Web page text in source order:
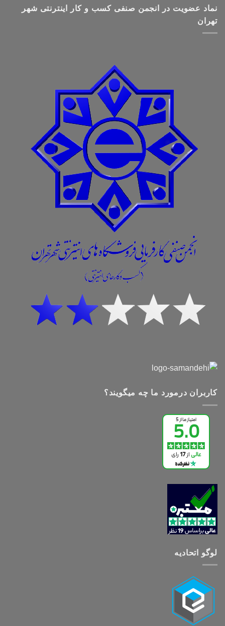
نماد عضویت در انجمن صنفی کسب و کار اینترنتی شهر
تهران
کاربران درمورد ما چه میگویند؟
لوگو اتحادیه